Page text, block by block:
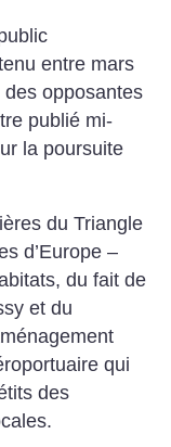
entre mars
des opposantes
publié mi-
la poursuite
du Triangle
d’Europe –
du fait de
et du
qui
des